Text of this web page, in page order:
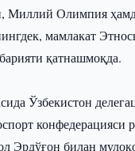
Миллий Олимпия
мамлакат
қатнашмоқда.
Ўзбекистон
конфедерацияси
Эрдўғон билан